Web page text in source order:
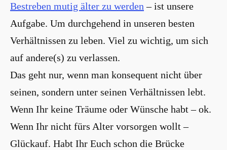
Bestreben mutig älter zu werden– ist unsere
Aufgabe. Um durchgehend in unseren besten
Verhältnissen zu leben. Viel zu wichtig, um sich
auf andere(s) zu verlassen.
Das geht nur, wenn man konsequent nicht über
seinen, sondern unter seinen Verhältnissen lebt.
Wenn Ihr keine Träume oder Wünsche habt – ok.
Wenn Ihr nicht fürs Alter vorsorgen wollt –
Glückauf. Habt Ihr Euch schon die Brücke